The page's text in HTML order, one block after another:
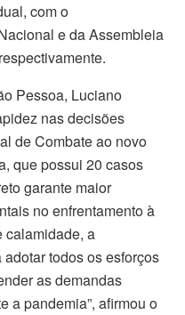
com o
e da Assembleia
Pessoa, Luciano
nas decisões
de Combate ao novo
que possui 20 casos
garante maior
no enfrentamento à
calamidade, a
todos os esforços
as demandas
a pandemia”, afirmou o